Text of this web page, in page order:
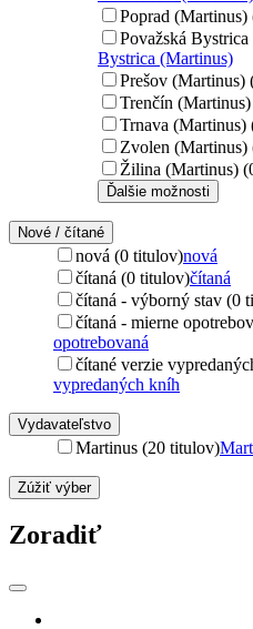
Poprad
Považská
Bystrica (Martinus)
Prešov (Martinus)
Trenčín
Trnava (Martinus)
Zvolen
Žilina (Martinus)
Ďalšie možnosti
Nové / čítané
nová (0 titulov)nová
čítaná (0 titulov)čítaná
čítaná - výborný stav (0
čítaná - mierne
opotrebovaná
čítané verzie
vypredaných kníh
Vydavateľstvo
Martinus (20 titulov)
Zúžiť výber
Zoradiť